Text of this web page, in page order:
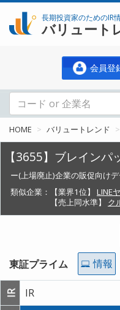
長期投資家のためのIR
バリュート
会員登
HOME バリュートレンド
【3655】ブレインパ
ー(上場廃止)企業の販促向けデ
類似企業：
【業界1位】
LINE
【売上同水準】
ク
東証プライム 情報
IR IR